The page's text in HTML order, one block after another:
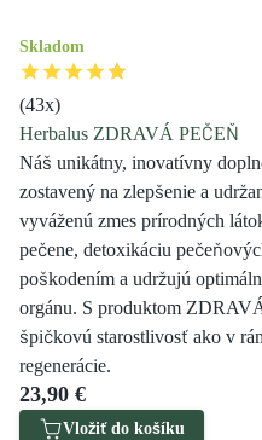
Skladom
(43x)
Herbalus ZDRAVÁ PEČEŇ
Náš unikátny, inovatívny
zostavený na zlepšenie a
vyváženú zmes prírodných
pečene, detoxikáciu
poškodením a udržujú
orgánu. S produktom
špičkovú starostlivosť ako v
regenerácie.
23,90 €
Vložiť do košíku